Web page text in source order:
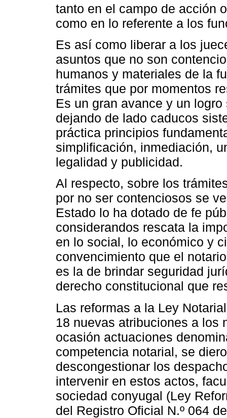
tanto en el campo de acción
como en lo referente a los
Es así como liberar a los
asuntos que no son
humanos y materiales de la
trámites que por momentos
Es un gran avance y un
dejando de lado caducos
práctica principios
simplificación, inmediación,
legalidad y publicidad.
Al respecto, sobre los
por no ser contenciosos se
Estado lo ha dotado de fe
considerandos rescata la
en lo social, lo económico y
convencimiento que el
es la de brindar seguridad
derecho constitucional que
Las reformas a la Ley
18 nuevas atribuciones a los
ocasión actuaciones
competencia notarial, se
descongestionar los
intervenir en estos actos,
sociedad conyugal (Ley
del Registro Oficial N.º 064